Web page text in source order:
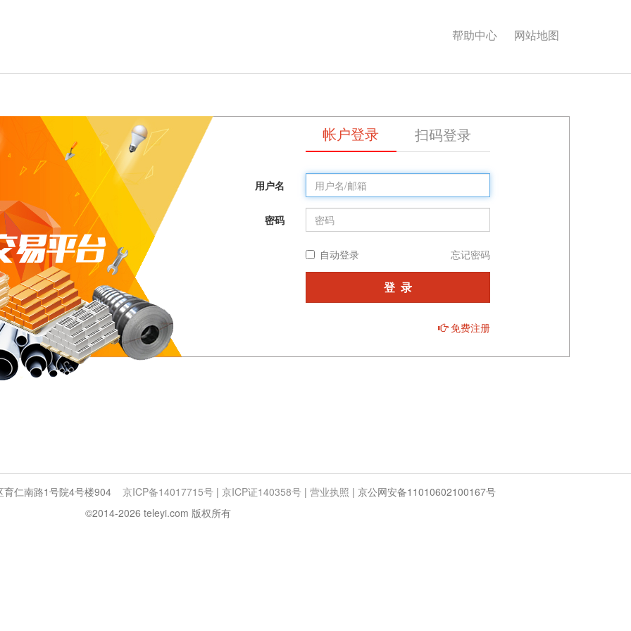
帮助中心 网站地图
帐户登录 扫码登录
用户名
密码
自动登录 忘记密码
登 录
免费注册
仁南路1号院4号楼904 京ICP备14017715号 | 京ICP证140358号 | 营业执照 | 京公网安备11010602100167号
©2014-2026 teleyi.com 版权所有